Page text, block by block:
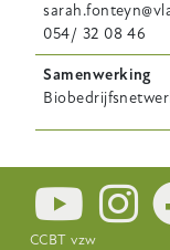
054/ 32 08 46
Samenwerking
CCBT vzw